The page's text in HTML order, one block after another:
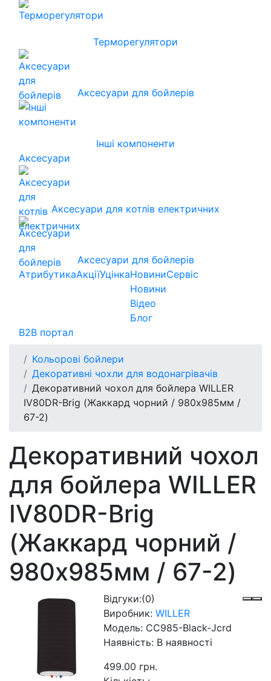
Терморегулятори
Аксесуари для бойлерів
Інші компоненти
Аксесуари
Аксесуари для котлів електричних
Аксесуари для бойлерів
АтрибутикаАкціїУцінкаНовини
Новини
Відео
Блог
Сервіс
B2B портал
Кольорові бойлери
Декоративні чохли для водонагрівачів
Декоративний чохол для бойлера WILLER
IV80DR-Brig (Жаккард чорний / 980х985мм /
67-2)
Декоративний чохол
для бойлера WILLER
IV80DR-Brig
(Жаккард чорний /
980х985мм / 67-2)
Відгуки:(0)
Виробник: WILLER
Модель: CC985-Black-Jcrd
Наявність: В наявності
499.00 грн.